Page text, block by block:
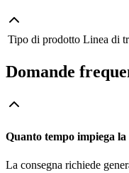
Tipo di prodotto Linea di
Domande
Quanto tempo impiega la
La consegna richiede